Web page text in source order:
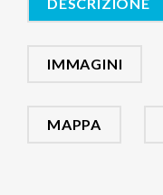
IMMAGINI
MAPPA